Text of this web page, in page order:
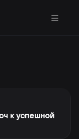
к успешной